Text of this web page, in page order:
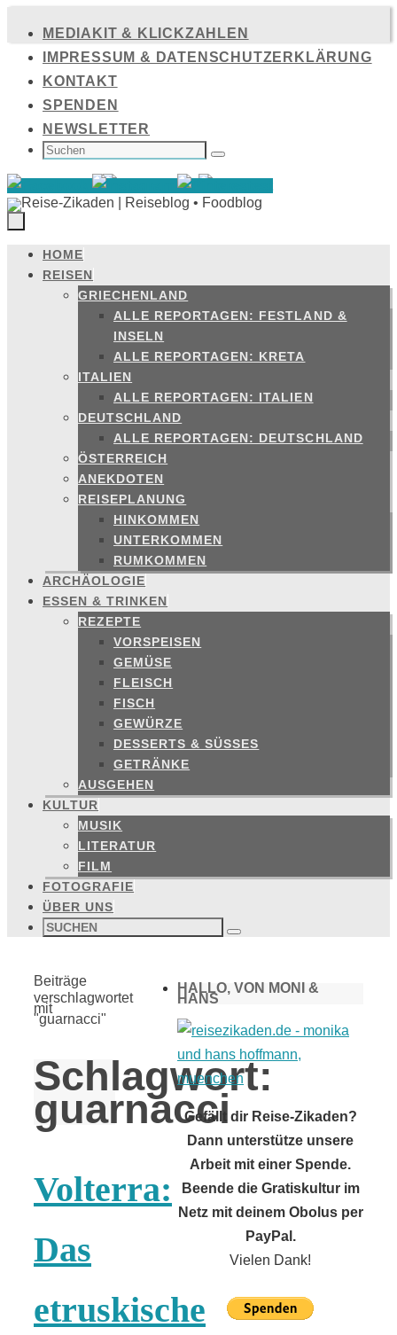
Inhalt
springen
MEDIAKIT & KLICKZAHLEN
IMPRESSUM & DATENSCHUTZERKLÄRUNG
KONTAKT
SPENDEN
NEWSLETTER
SUCHEN
NACH: Suchen
Zum
Inhalt
springen
HOME
REISEN
GRIECHENLAND
ALLE REPORTAGEN: FESTLAND &
INSELN
ALLE REPORTAGEN: KRETA
ITALIEN
ALLE REPORTAGEN: ITALIEN
DEUTSCHLAND
ALLE REPORTAGEN: DEUTSCHLAND
ÖSTERREICH
ANEKDOTEN
REISEPLANUNG
HINKOMMEN
UNTERKOMMEN
RUMKOMMEN
ARCHÄOLOGIE
ESSEN & TRINKEN
REZEPTE
VORSPEISEN
GEMÜSE
FLEISCH
FISCH
GEWÜRZE
DESSERTS & SÜSSES
GETRÄNKE
AUSGEHEN
KULTUR
MUSIK
LITERATUR
FILM
FOTOGRAFIE
ÜBER UNS
Suchen
nach: Suchen
Start
Beiträge
verschlagwortet
mit
"guarnacci"
Schlagwort:
guarnacci
Volterra:
Das
etruskische
HALLO, VON MONI &
HANS
Gefällt dir Reise-Zikaden?
Dann unterstütze unsere
Arbeit mit einer Spende.
Beende die Gratiskultur im
Netz mit deinem Obolus per
PayPal.
Vielen Dank!